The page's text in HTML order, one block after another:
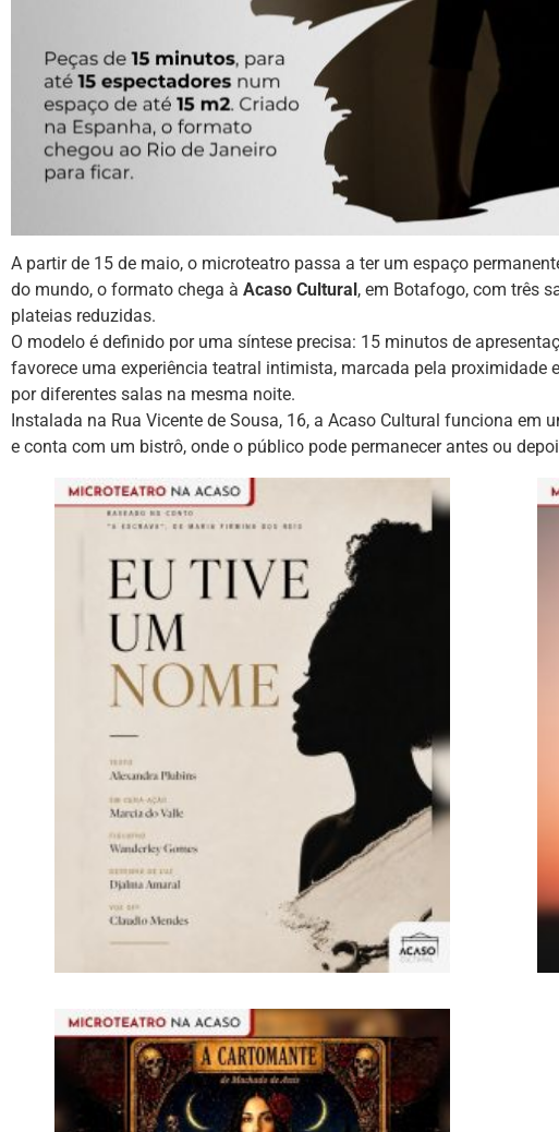
A partir de 15 de maio, o microteatro passa a ter um espaço
do mundo, o formato chega à Acaso Cultural , em Botafogo, com três
plateias reduzidas.
O modelo é definido por uma síntese precisa: 15 minutos de
favorece uma experiência teatral intimista, marcada pela
por diferentes salas na mesma noite.
Instalada na Rua Vicente de Sousa, 16, a Acaso Cultural funciona
e conta com um bistrô, onde o público pode permanecer antes ou